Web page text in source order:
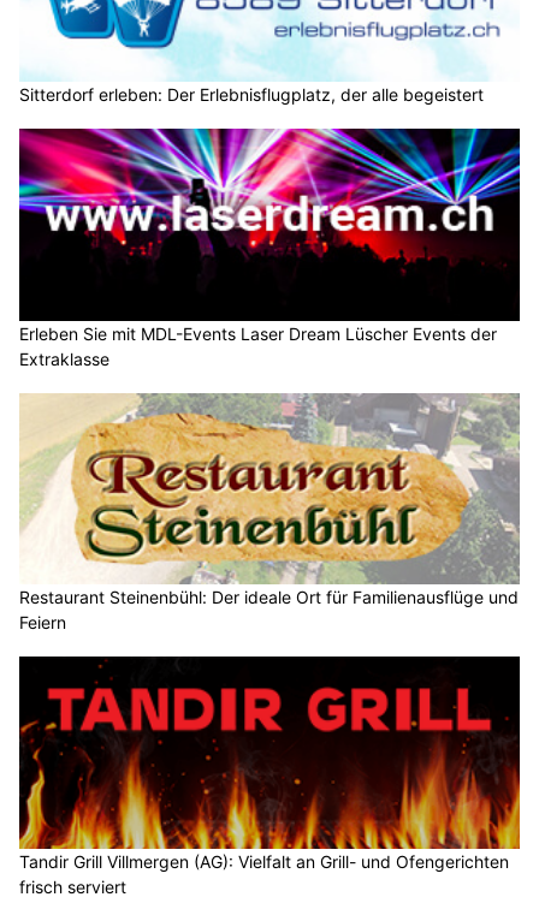
Sitterdorf erleben: Der Erlebnisflugplatz, der alle begeistert
Erleben Sie mit MDL-Events Laser Dream Lüscher Events der
Extraklasse
Restaurant Steinenbühl: Der ideale Ort für Familienausflüge und
Feiern
Tandir Grill Villmergen (AG): Vielfalt an Grill- und Ofengerichten
frisch serviert